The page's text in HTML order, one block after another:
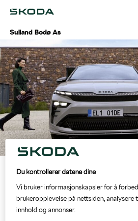
Sulland Bodø As
Biler
Modeller
Lagerbiler
Bruktbil
Bestill prøvekjøring
Kampanjer
Verkstedtjenester
Bestill verkstedtime
5+ Originalservice
Kontakt
Ansatte Om oss
Hos Sulland Bodø får du alt du
Du kontrollerer datene dine
Vi bruker informasjonskapsler for å
brukeropplevelse på nettsiden, analysere
innhold og annonser.